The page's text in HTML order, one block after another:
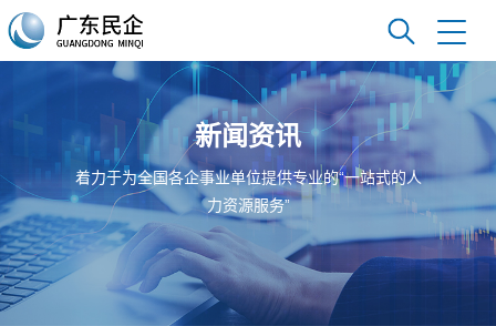
新闻资讯
着力于为全国各企事业单位提供专业的“一站式的人
力资源服务”